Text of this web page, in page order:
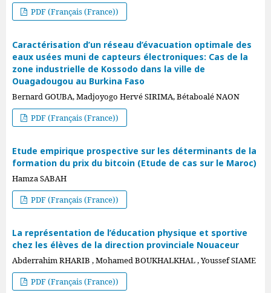
PDF (Français (France))
Caractérisation d’un réseau d’évacuation optimale des
eaux usées muni de capteurs électroniques: Cas de la
zone industrielle de Kossodo dans la ville de
Ouagadougou au Burkina Faso
Bernard GOUBA, Madjoyogo Hervé SIRIMA, Bétaboalé NAON
PDF (Français (France))
Etude empirique prospective sur les déterminants de la
formation du prix du bitcoin (Etude de cas sur le Maroc)
Hamza SABAH
PDF (Français (France))
La représentation de l’éducation physique et sportive
chez les élèves de la direction provinciale Nouaceur
Abderrahim RHARIB , Mohamed BOUKHALKHAL , Youssef SIAME
PDF (Français (France))